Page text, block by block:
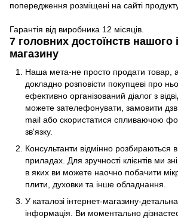
попередження розміщені на сайті
Гарантія від виробника 12 місяців.
7 головних достоїнств нашого
магазину
Наша мета-не просто продати товар,
докладно розповісти покупцеві про
ефективно організований діалог з
можете зателефонувати, замовити
mail або скористатися спливаючою
зв'язку.
Консультанти відмінно розбираються
приладах. Для зручності клієнтів ми
в яких ви можете наочно побачити
плити, духовки та інше обладнання.
У каталозі інтернет-магазину-
інформація. Ви моментально